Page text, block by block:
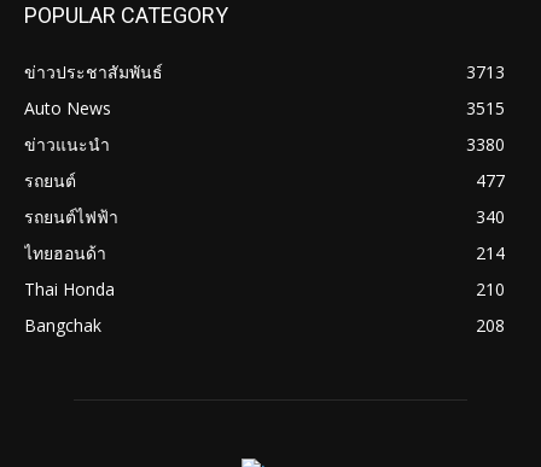
POPULAR CATEGORY
ข่าวประชาสัมพันธ์
3713
Auto News
3515
ข่าวแนะนำ
3380
รถยนต์
477
รถยนต์ไฟฟ้า
340
ไทยฮอนด้า
214
Thai Honda
210
Bangchak
208